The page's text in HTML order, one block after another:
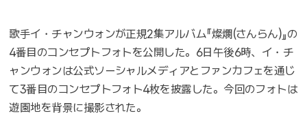
歌手イ・チャンウォンが正規2集アルバム『燦爛(さんらん)』の
4番目のコンセプトフォトを公開した。6日午後6時、イ・チ
ャンウォンは公式ソーシャルメディアとファンカフェを通じ
て3番目のコンセプトフォト4枚を披露した。今回のフォトは
遊園地を背景に撮影された。